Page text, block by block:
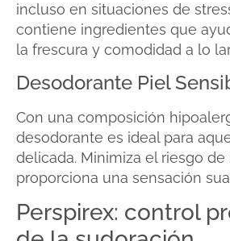
incluso en situaciones de
contiene ingredientes que
la frescura y comodidad a lo
Desodorante Piel
Con una composición
desodorante es ideal para
delicada. Minimiza el riesgo de
proporciona una sensación
Perspirex: control